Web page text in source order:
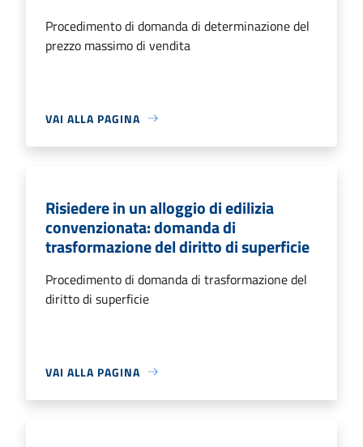
Procedimento di domanda di determinazione del
prezzo massimo di vendita
VAI ALLA PAGINA
Risiedere in un alloggio di edilizia
convenzionata: domanda di
trasformazione del diritto di superficie
Procedimento di domanda di trasformazione del
diritto di superficie
VAI ALLA PAGINA